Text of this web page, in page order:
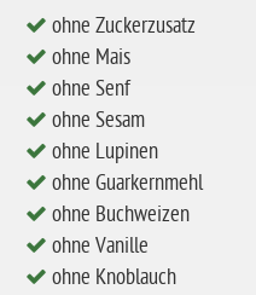
ohne Zuckerzusatz
ohne Mais
ohne Senf
ohne Sesam
ohne Lupinen
ohne Guarkernmehl
ohne Buchweizen
ohne Vanille
ohne Knoblauch